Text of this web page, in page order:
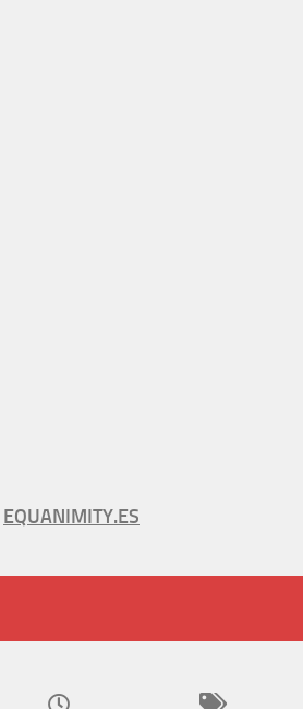
EQUANIMITY.ES